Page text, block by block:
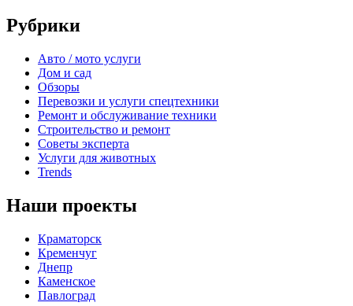
Рубрики
Авто / мото услуги
Дом и сад
Обзоры
Перевозки и услуги спецтехники
Ремонт и обслуживание техники
Строительство и ремонт
Советы эксперта
Услуги для животных
Trends
Наши проекты
Краматорск
Кременчуг
Днепр
Каменское
Павлоград